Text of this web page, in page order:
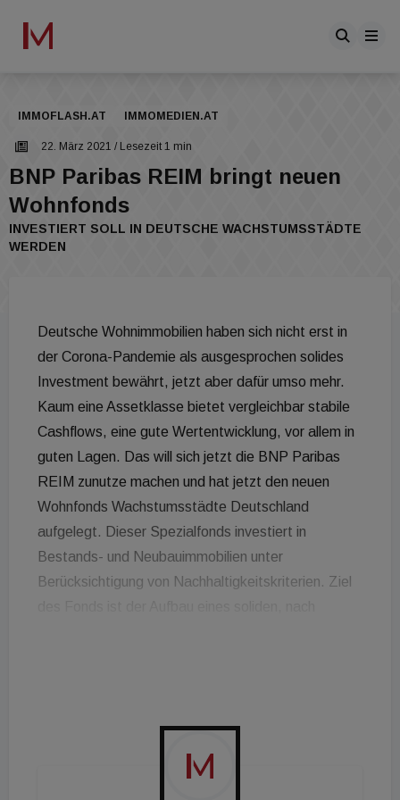
IMMOFLASH.AT IMMOMEDIEN.AT
22. März 2021 / Lesezeit 1 min
BNP Paribas REIM bringt neuen
Wohnfonds
INVESTIERT SOLL IN DEUTSCHE WACHSTUMSSTÄDTE
WERDEN
Deutsche Wohnimmobilien haben sich nicht erst in
der Corona-Pandemie als ausgesprochen solides
Investment bewährt, jetzt aber dafür umso mehr.
Kaum eine Assetklasse bietet vergleichbar stabile
Cashflows, eine gute Wertentwicklung, vor allem in
guten Lagen. Das will sich jetzt die BNP Paribas
REIM zunutze machen und hat jetzt den neuen
Wohnfonds Wachstumsstädte Deutschland
aufgelegt. Dieser Spezialfonds investiert in
Bestands- und Neubauimmobilien unter
Berücksichtigung von Nachhaltigkeitskriterien. Ziel
Banken und Sparkassen sowie für Pensionskassen,
Versorgungswerke und Versicherungen richten.
Geplant ist, jährlich etwa drei Objekte mit einem